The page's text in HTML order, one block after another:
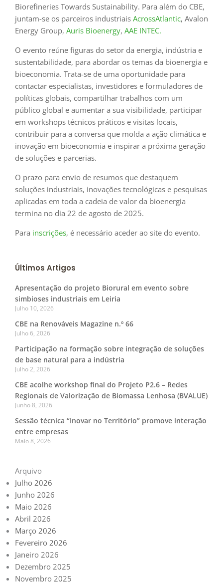
Biorefineries Towards Sustainability. Para além do CBE,
juntam-se os parceiros industriais AcrossAtlantic, Avalon
Energy Group, Auris Bioenergy, AAE INTEC.
O evento reúne figuras do setor da energia, indústria e
sustentabilidade, para abordar os temas da bioenergia e
bioeconomia. Trata-se de uma oportunidade para
contactar especialistas, investidores e formuladores de
políticas globais, compartilhar trabalhos com um
público global e aumentar a sua visibilidade, participar
em workshops técnicos práticos e visitas locais,
contribuir para a conversa que molda a ação climática e
inovação em bioeconomia e inspirar a próxima geração
de soluções e parcerias.
O prazo para envio de resumos que destaquem
soluções industriais, inovações tecnológicas e pesquisas
aplicadas em toda a cadeia de valor da bioenergia
termina no dia 22 de agosto de 2025.
Para inscrições, é necessário aceder ao site do evento.
Últimos Artigos
Apresentação do projeto Biorural em evento sobre
simbioses industriais em Leiria
Julho 10, 2026
CBE na Renováveis Magazine n.º 66
Julho 6, 2026
Participação na formação sobre integração de soluções
de base natural para a indústria
Julho 2, 2026
CBE acolhe workshop final do Projeto P2.6 – Redes
Regionais de Valorização de Biomassa Lenhosa (BVALUE)
Junho 8, 2026
Sessão técnica “Inovar no Território” promove interação
entre empresas
Maio 8, 2026
Arquivo
Julho 2026
Junho 2026
Maio 2026
Abril 2026
Março 2026
Fevereiro 2026
Janeiro 2026
Dezembro 2025
Novembro 2025